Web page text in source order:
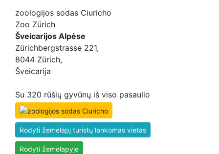
zoologijos sodas Ciuricho
Zoo Zürich
Šveicarijos Alpėse
Zürichbergstrasse 221,
8044 Zürich,
Šveicarija
Su 320 rūšių gyvūnų iš viso pasaulio
Rodyti žemėlapį turistų lankomas vietas
Rodyti žemėlapyje